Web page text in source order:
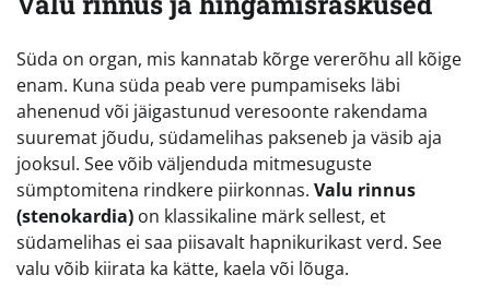
Süda on organ, mis kannatab kõrge vererõhu all kõige
enam. Kuna süda peab vere pumpamiseks läbi
ahenenud või jäigastunud veresoonte rakendama
suuremat jõudu, südamelihas pakseneb ja väsib aja
jooksul. See võib väljenduda mitmesuguste
sümptomitena rindkere piirkonnas. Valu rinnus
(stenokardia) on klassikaline märk sellest, et
südamelihas ei saa piisavalt hapnikurikast verd. See
valu võib kiirata ka kätte, kaela või lõuga.